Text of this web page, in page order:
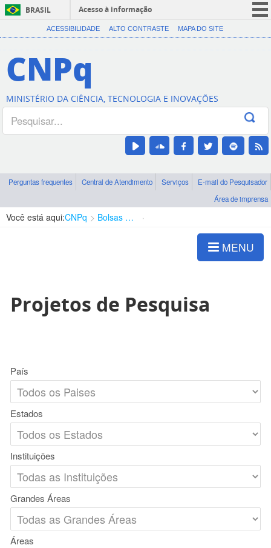
BRASIL
Acesso à informação
CORONAVÍRUS (COVID-19)
Canais
ACESSIBILIDADE ALTO CONTRASTE MAPA DO SITE
CNPq
MINISTÉRIO DA CIÊNCIA, TECNOLOGIA E INOVAÇÕES
Perguntas frequentes Central de Atendimento Serviços
E-mail do Pesquisador
Área de imprensa
Você está aqui:CNPq Bolsas e Auxílios Vigentes
MENU
Projetos de Pesquisa
País
Estados
Instituições
Grandes Áreas
Áreas